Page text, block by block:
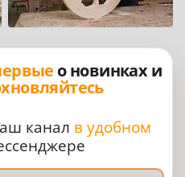
о новинках и
канал в удобном